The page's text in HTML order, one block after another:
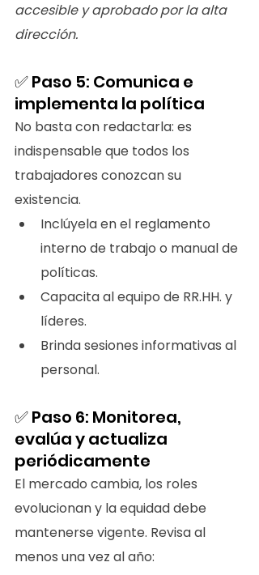
accesible y aprobado por la alta
dirección.
✅ Paso 5: Comunica e
implementa la política
No basta con redactarla: es
indispensable que todos los
trabajadores conozcan su
existencia.
Inclúyela en el reglamento
interno de trabajo o manual de
políticas.
Capacita al equipo de RR.HH. y
líderes.
Brinda sesiones informativas al
personal.
✅ Paso 6: Monitorea,
evalúa y actualiza
periódicamente
El mercado cambia, los roles
evolucionan y la equidad debe
mantenerse vigente. Revisa al
menos una vez al año: